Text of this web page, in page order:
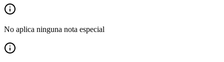
No aplica ninguna nota especial